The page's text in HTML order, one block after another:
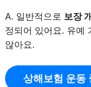
A. 일반적으로 보장
정되어 있어요. 유예
않아요.
상해보험 운동